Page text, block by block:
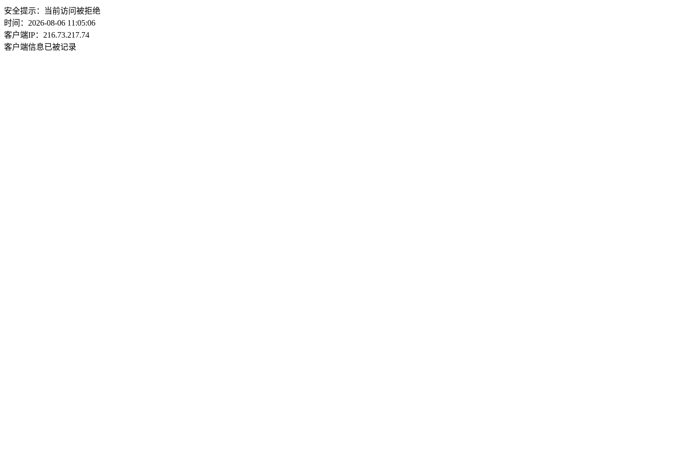
安全提示：当前访问被拒绝
时间：2026-08-06 11:05:06
客户端IP：216.73.217.74
客户端信息已被记录